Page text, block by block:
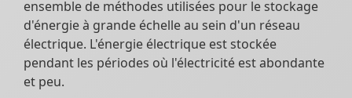
ensemble de méthodes utilisées pour le stockage
d'énergie à grande échelle au sein d'un réseau
électrique. L'énergie électrique est stockée
pendant les périodes où l'électricité est abondante
et peu.